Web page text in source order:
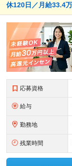
休120日／月給33.4
応募資格
給与
勤務地
残業時間